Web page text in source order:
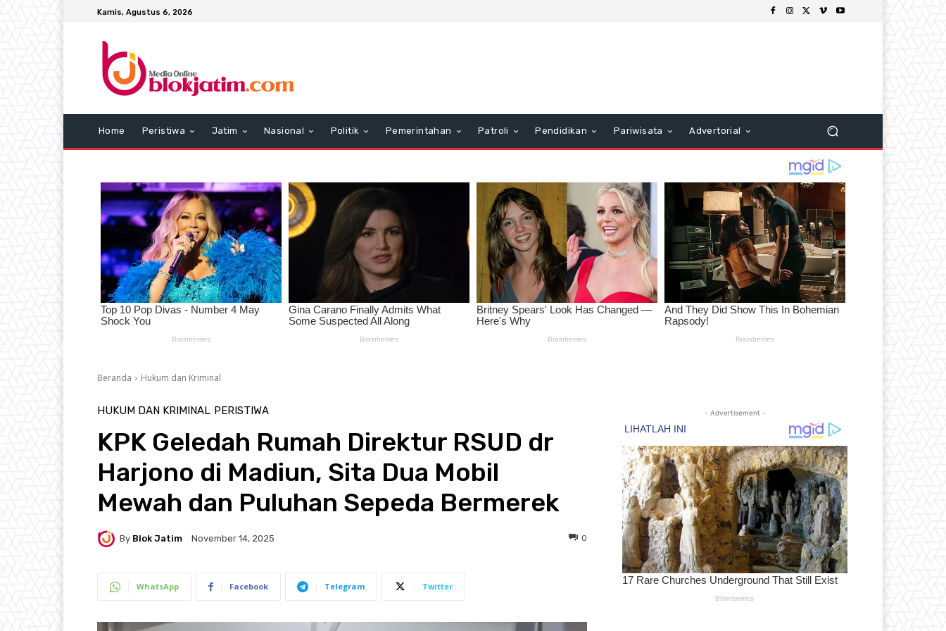
Kamis, Agustus 6, 2026
Home Peristiwa Jatim Nasional Politik Pemerintahan Patroli Pendidikan Pariwisata Advertorial
Beranda Hukum dan Kriminal
HUKUM DAN KRIMINAL PERISTIWA
KPK Geledah Rumah Direktur RSUD dr
Harjono di Madiun, Sita Dua Mobil
Mewah dan Puluhan Sepeda Bermerek
By Blok Jatim November 14, 2025 0
WhatsApp Facebook Telegram Twitter
- Advertisement -